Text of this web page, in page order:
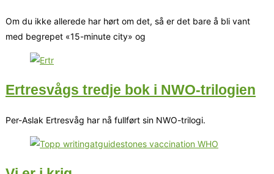
Om du ikke allerede har hørt om det, så er det bare å bli vant
med begrepet «15-minute city» og
Ertresvågs tredje bok i NWO-trilogien
Per-Aslak Ertresvåg har nå fullført sin NWO-trilogi.